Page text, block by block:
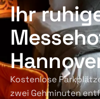
Ihr
Kostenlose
zwei Gehminuten